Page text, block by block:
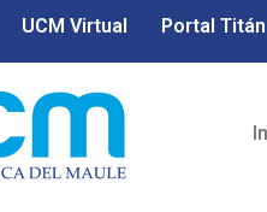
UCM Virtual Portal Titán